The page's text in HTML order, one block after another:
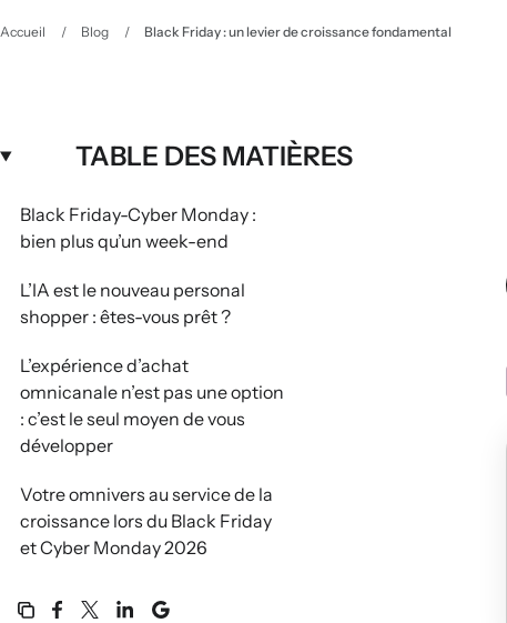
Accueil / Blog / Black Friday : un levier de croissance fondamental
TABLE DES MATIÈRES
Black Friday-Cyber Monday :
bien plus qu’un week-end
L’IA est le nouveau personal
shopper : êtes-vous prêt ?
L’expérience d’achat
omnicanale n’est pas une option
: c’est le seul moyen de vous
développer
Votre omnivers au service de la
croissance lors du Black Friday
et Cyber Monday 2026